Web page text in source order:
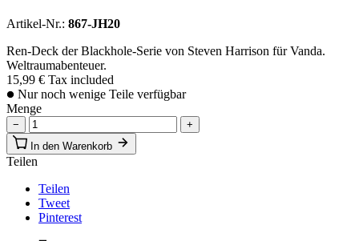
Artikel-Nr.: 867-JH20
Ren-Deck der Blackhole-Serie von Steven Harrison für Vanda.
Weltraumabenteuer.
15,99 € Tax included
Nur noch wenige Teile verfügbar
Menge
−
+
In den Warenkorb
Teilen
Teilen
Tweet
Pinterest